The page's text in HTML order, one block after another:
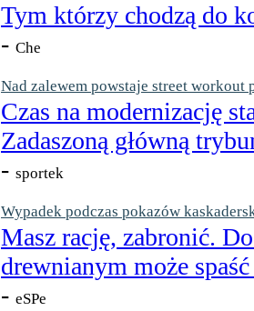
Tym którzy chodzą do
- Che
Nad zalewem powstaje street workout
Czas na modernizację
Zadaszoną główną
- sportek
Wypadek podczas pokazów
Masz rację, zabronić.
drewnianym może
- eSPe